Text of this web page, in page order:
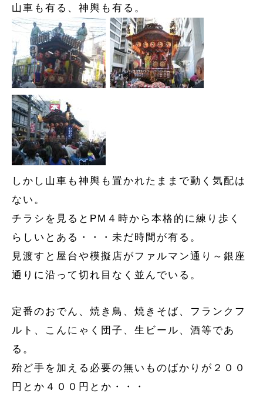
山車も有る、神輿も有る。
しかし山車も神輿も置かれたままで動く気配は
ない。
チラシを見るとPM４時から本格的に練り歩く
らしいとある・・・未だ時間が有る。
見渡すと屋台や模擬店がファルマン通り～銀座
通りに沿って切れ目なく並んでいる。
定番のおでん、焼き鳥、焼きそば、フランクフ
ルト、こんにゃく団子、生ビール、酒等であ
る。
殆ど手を加える必要の無いものばかりが２００
円とか４００円とか・・・